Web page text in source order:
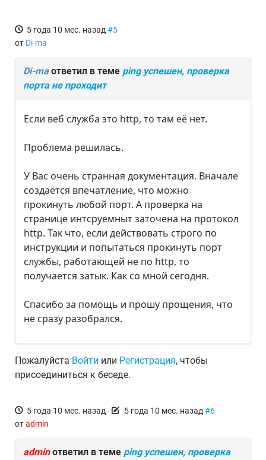
5 года 10 мес. назад #5
от Di-ma
Di-maответил в теме ping успешен, проверка
порта не проходит
Если веб служба это http, то там её нет.
Проблема решилась.
У Вас очень странная документация. Вначале
создаётся впечатление, что можно
прокинуть любой порт. А проверка на
странице интсруемныт заточена на протокол
http. Так что, если действовать строго по
инструкции и попытаться прокинуть порт
службы, работающей не по http, то
получается затык. Как со мной сегодня.
Спасибо за помощь и прошу прощения, что
не сразу разобрался.
Пожалуйста Войти или Регистрация, чтобы
присоединиться к беседе.
5 года 10 мес. назад - 5 года 10 мес. назад #6
отadmin
adminответил в теме ping успешен, проверка